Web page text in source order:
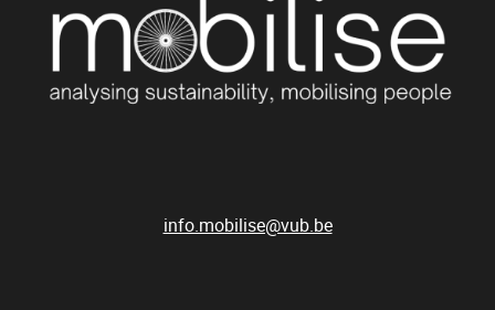
info.mobilise@vub.be